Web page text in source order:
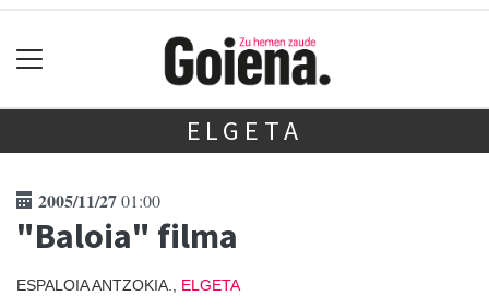
ELGETA
2005/11/2701:00
"Baloia" filma
ESPALOIA ANTZOKIA., ELGETA